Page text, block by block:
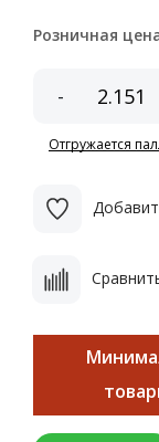
Розничная
-
Отгружается